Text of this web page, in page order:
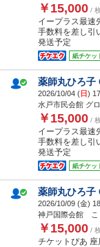
￥15,000 /
イープラス最速
手数料を差し引
発送予定
紙チケッ
薬師丸ひろ
2026/10/04 (日)
水戸市民会館 グ
￥15,000 /
イープラス最速
手数料を差し引
発送予定
紙チケッ
薬師丸ひろ
2026/10/09 (金)
神戸国際会館 こ
￥15,000 /
チケットぴあ